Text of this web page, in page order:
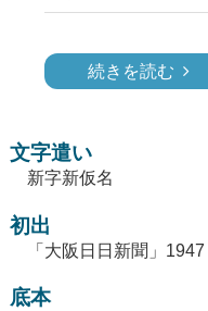
続きを読む
文字遣い
新字新仮名
初出
「大阪日日新聞」
底本